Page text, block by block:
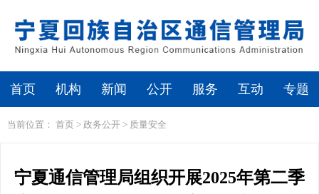
首页 机构 新闻 公开 服务 互动 专题
当前位置： 首页 > 政务公开 > 质量安全
宁夏通信管理局组织开展2025年第二季